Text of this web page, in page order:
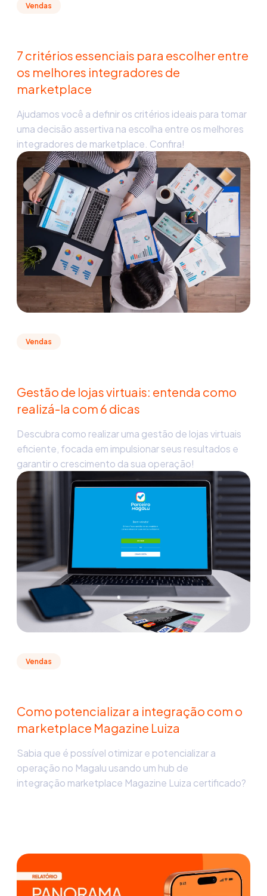
Vendas
7 critérios essenciais para escolher entre
os melhores integradores de
marketplace
Ajudamos você a definir os critérios ideais para tomar
uma decisão assertiva na escolha entre os melhores
integradores de marketplace. Confira!
Vendas
Gestão de lojas virtuais: entenda como
realizá-la com 6 dicas
Descubra como realizar uma gestão de lojas virtuais
eficiente, focada em impulsionar seus resultados e
garantir o crescimento da sua operação!
Vendas
Como potencializar a integração com o
marketplace Magazine Luiza
Sabia que é possível otimizar e potencializar a
operação no Magalu usando um hub de
integração marketplace Magazine Luiza certificado?